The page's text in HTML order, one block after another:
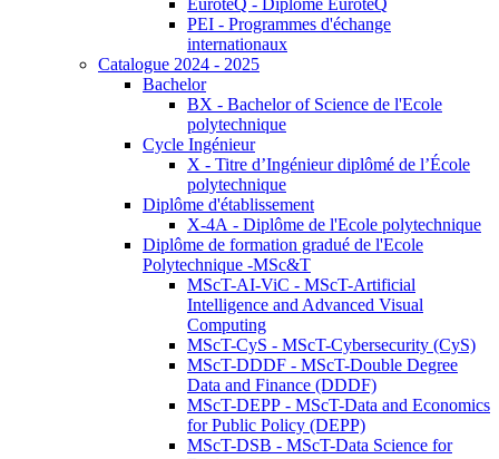
EuroteQ - Diplôme EuroteQ
PEI - Programmes d'échange
internationaux
Catalogue 2024 - 2025
Bachelor
BX - Bachelor of Science de l'Ecole
polytechnique
Cycle Ingénieur
X - Titre d’Ingénieur diplômé de l’École
polytechnique
Diplôme d'établissement
X-4A - Diplôme de l'Ecole polytechnique
Diplôme de formation gradué de l'Ecole
Polytechnique -MSc&T
MScT-AI-ViC - MScT-Artificial
Intelligence and Advanced Visual
Computing
MScT-CyS - MScT-Cybersecurity (CyS)
MScT-DDDF - MScT-Double Degree
Data and Finance (DDDF)
MScT-DEPP - MScT-Data and Economics
for Public Policy (DEPP)
MScT-DSB - MScT-Data Science for